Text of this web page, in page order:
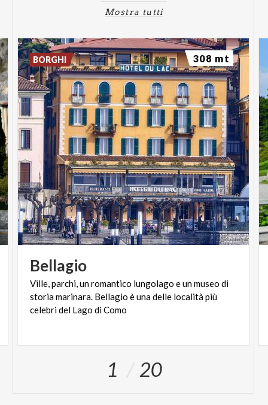
Mostra tutti
Bellagio
Ville, parchi, un romantico lungolago e un museo di
storia marinara. Bellagio è una delle località più
celebri del Lago di Como
BORGHI 308 mt
1 20